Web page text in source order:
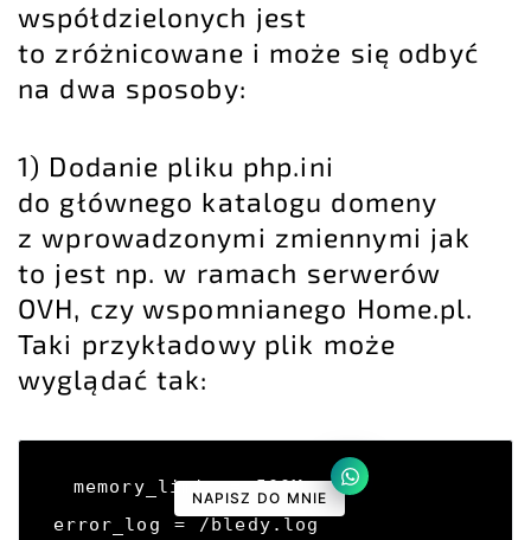
współdzielonych jest
to zróżnicowane i może się odbyć
na dwa sposoby:
1) Dodanie pliku php.ini
do głównego katalogu domeny
z wprowadzonymi zmiennymi jak
to jest np. w ramach serwerów
OVH, czy wspomnianego Home.pl.
Taki przykładowy plik może
wyglądać tak:
memory_limit = 500M
error_log = /bledy.log
NAPISZ DO MNIE